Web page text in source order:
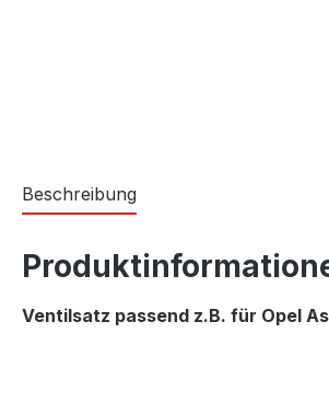
Beschreibung
Ventilsatz passend z.B. für Opel